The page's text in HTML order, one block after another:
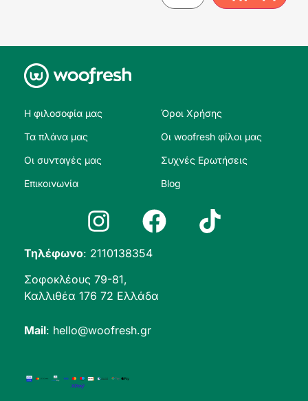
Η φιλοσοφία μας
Τα πλάνα μας
Οι συνταγές μας
Επικοινωνία
Όροι Χρήσης
Οι woofresh φίλοι μας
Συχνές Ερωτήσεις
Blog
Τηλέφωνο: 2110138354
Σοφοκλέους 79-81,
Καλλιθέα 176 72 Ελλάδα
Mail: hello@woofresh.gr